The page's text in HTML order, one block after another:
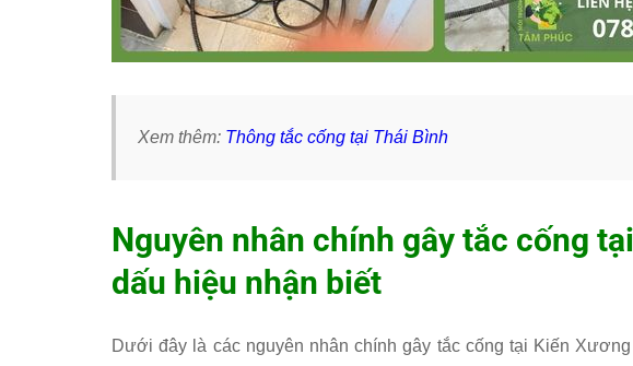
Xem thêm: Thông tắc cống tại Thái Bình
Nguyên nhân chính gây tắc cống
dấu hiệu nhận biết
Dưới đây là các nguyên nhân chính gây tắc cống tại Kiến